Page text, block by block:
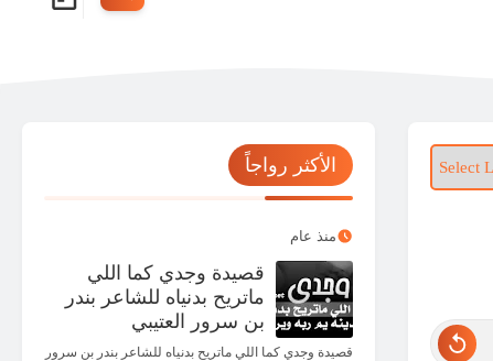
الأكثر رواجاً
منذ عام
قصيدة وجدي كما اللي
ماتريح بدنياه للشاعر بندر
بن سرور العتيبي
قصيدة وجدي كما اللي ماتريح بدنياه للشاعر بندر بن سرور